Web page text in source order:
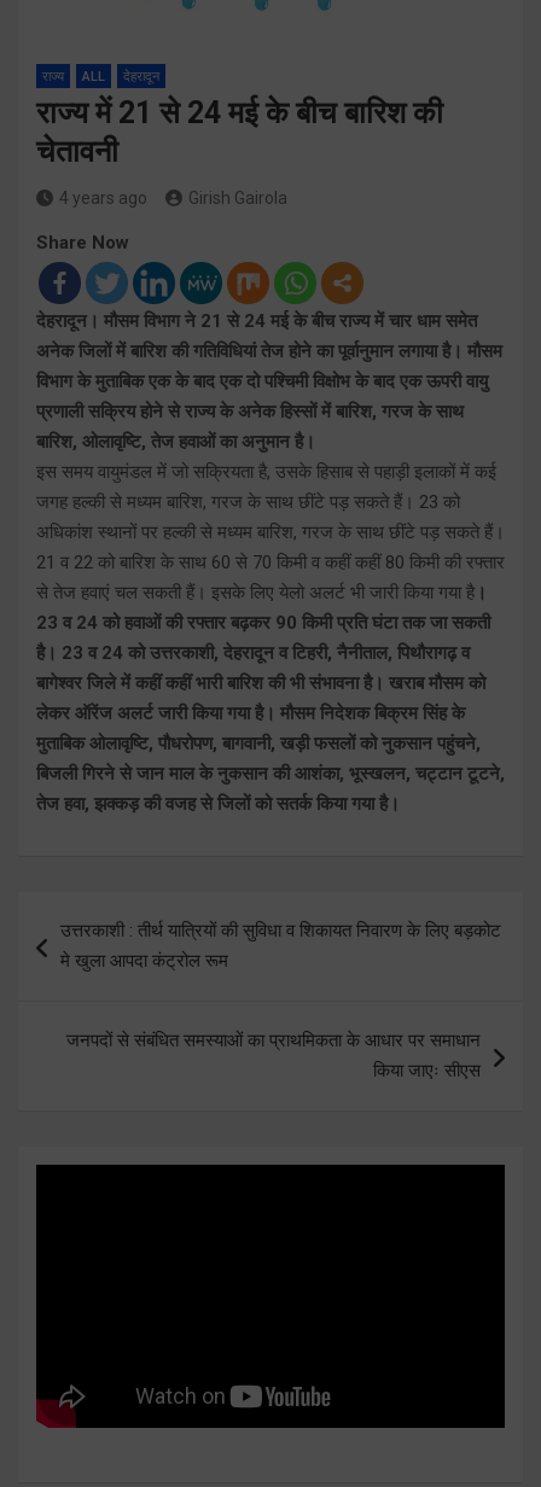
राज्य ALL देहरादून
राज्य में 21 से 24 मई के बीच बारिश की
चेतावनी
4 years ago Girish Gairola
Share Now
देहरादून। मौसम विभाग ने 21 से 24 मई के बीच राज्य में चार धाम समेत
अनेक जिलों में बारिश की गतिविधियां तेज होने का पूर्वानुमान लगाया है। मौसम
विभाग के मुताबिक एक के बाद एक दो पश्चिमी विक्षोभ के बाद एक ऊपरी वायु
प्रणाली सक्रिय होने से राज्य के अनेक हिस्सों में बारिश, गरज के साथ
बारिश, ओलावृष्टि, तेज हवाओं का अनुमान है।
इस समय वायुमंडल में जो सक्रियता है, उसके हिसाब से पहाड़ी इलाकों में कई
जगह हल्की से मध्यम बारिश, गरज के साथ छींटे पड़ सकते हैं। 23 को
अधिकांश स्थानों पर हल्की से मध्यम बारिश, गरज के साथ छींटे पड़ सकते हैं।
21 व 22 को बारिश के साथ 60 से 70 किमी व कहीं कहीं 80 किमी की रफ्तार
से तेज हवाएं चल सकती हैं। इसके लिए येलो अलर्ट भी जारी किया गया है ।
23 व 24 को हवाओं की रफ्तार बढ़कर 90 किमी प्रति घंटा तक जा सकती
है। 23 व 24 को उत्तरकाशी, देहरादून व टिहरी, नैनीताल, पिथौरागढ़ व
बागेश्वर जिले में कहीं कहीं भारी बारिश की भी संभावना है। खराब मौसम को
लेकर ऑरेंज अलर्ट जारी किया गया है। मौसम निदेशक बिक्रम सिंह के
मुताबिक ओलावृष्टि, पौधरोपण, बागवानी, खड़ी फसलों को नुकसान पहुंचने,
बिजली गिरने से जान माल के नुकसान की आशंका, भूस्खलन, चट्टान टूटने,
तेज हवा, झक्कड़ की वजह से जिलों को सतर्क किया गया है।
navigation
उत्तरकाशी : तीर्थ यात्रियों की सुविधा व शिकायत निवारण के लिए बड़कोट
मे खुला आपदा कंट्रोल रूम
जनपदों से संबंधित समस्याओं का प्राथमिकता के आधार पर समाधान
किया जाएः सीएस